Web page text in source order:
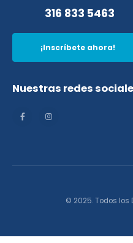
316 833 5463
¡Inscríbete ahora!
Nuestras redes
© 2025. Todos los